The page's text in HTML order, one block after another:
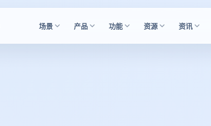
场景 产品 功能 资源 资讯